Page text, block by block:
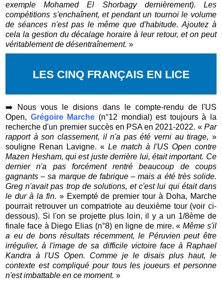
exemple Mohamed El Shorbagy dernièrement). Les
compétitions s'enchaînent, et pendant un tournoi le volume
de séances n'est pas le même que d'habitude. Ajoutez à
cela la gestion du décalage horaire à leur retour, et on peut
véritablement de désentraînement.»
LES CINQ FRANÇAIS EN LICE
➡️
Nous vous le disions dans le compte-rendu de l'US
Open, Grégoire Marche (n°12 mondial) est toujours à la
recherche d'un premier succès en PSA en 2021-2022. « Par
rapport à son classement, il n'a pas été verni au tirage, »
souligne Renan Lavigne. «Le match à l'US Open contre
Mazen Hesham, qui est juste derrière lui, était important. Ce
dernier n'a pas forcément rentré beaucoup de coups
gagnants – sa marque de fabrique – mais a été très solide.
Greg n'avait pas trop de solutions, et c'est lui qui était dans
le dur à la fin. » Exempté de premier tour à Doha, Marche
pourrait retrouver un compatriote au deuxième tour (voir ci-
dessous). Si l'on se projette plus loin, il y a un 1/8ème de
finale face à Diego Elias (n°8) en ligne de mire. «Même s'il
a eu de bons résultats récemment, le Péruvien peut être
irrégulier, à l'image de sa difficile victoire face à Raphael
Kandra à l'US Open. Comme je le disais plus haut, le
contexte est compliqué pour tous les joueurs et personne
n'est imbattable en ce moment. »